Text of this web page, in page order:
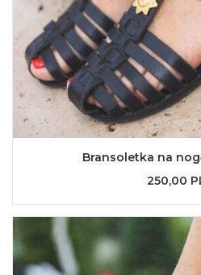
Bransoletka na
250,00